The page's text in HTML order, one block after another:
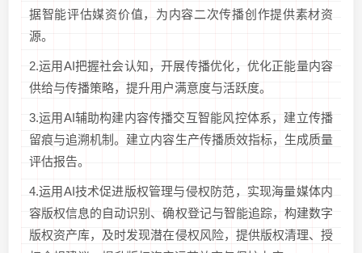
据智能评估媒资价值，为内容二次传播创作提供素材资
源。
2.运用AI把握社会认知，开展传播优化，优化正能量内容
供给与传播策略，提升用户满意度与活跃度。
3.运用AI辅助构建内容传播交互智能风控体系，建立传播
留痕与追溯机制。建立内容生产传播质效指标，生成质量
评估报告。
4.运用AI技术促进版权管理与侵权防范，实现海量媒体内
容版权信息的自动识别、确权登记与智能追踪，构建数字
版权资产库，及时发现潜在侵权风险，提供版权清理、授